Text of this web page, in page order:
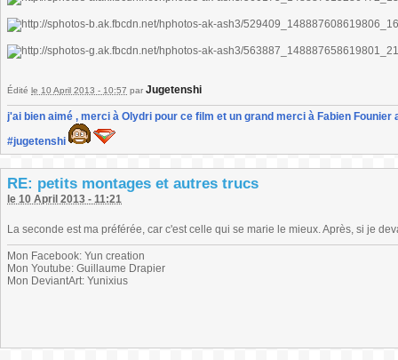
Édité le 10 April 2013 - 10:57 par Jugetenshi
j'ai bien aimé , merci à Olydri pour ce film et un grand merci à Fabien
#jugetenshi
RE: petits montages et autres trucs
le 10 April 2013 - 11:21
La seconde est ma préférée, car c'est celle qui se marie le mieux. Après, si je
Mon Facebook: Yun creation
Mon Youtube: Guillaume Drapier
Mon DeviantArt: Yunixius